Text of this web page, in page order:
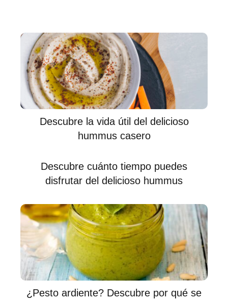
Descubre la vida útil del delicioso
hummus casero
Descubre cuánto tiempo puedes
disfrutar del delicioso hummus
¿Pesto ardiente? Descubre por qué se